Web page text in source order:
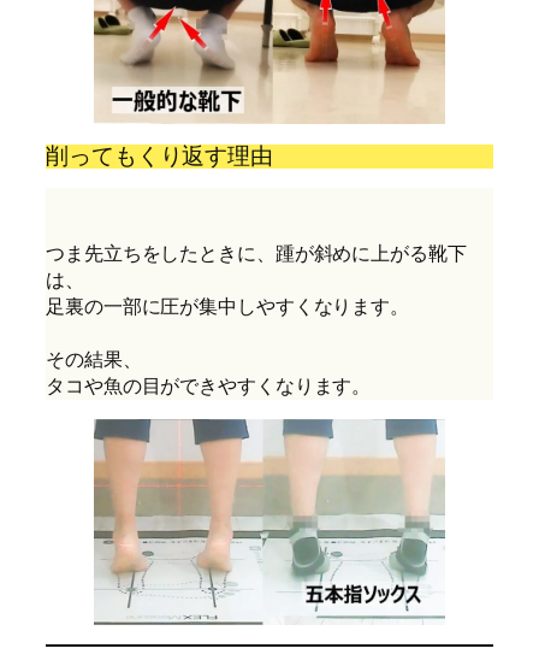
削ってもくり返す理由
つま先立ちをしたときに、踵が斜めに上がる靴下
は、
足裏の一部に圧が集中しやすくなります。
その結果、
タコや魚の目ができやすくなります。